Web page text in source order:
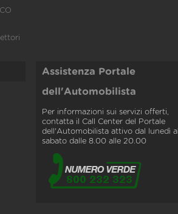
Assistenza Portale
dell'Automobilista
Per informazioni sui servizi offerti,
contatta il Call Center del Portale
dell'Automobilista attivo dal lunedì al
sabato dalle 8.00 alle 20.00